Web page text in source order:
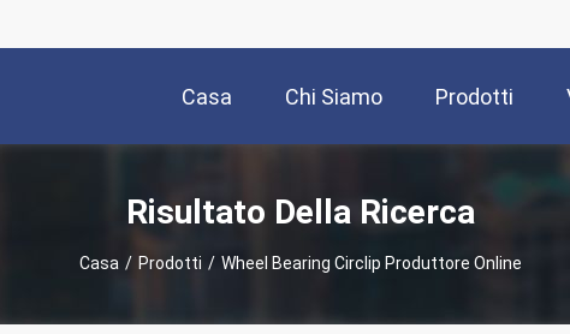
Casa Chi Siamo Prodotti
Risultato Della Ricerca
Casa / Prodotti / Wheel Bearing Circlip Produttore Online